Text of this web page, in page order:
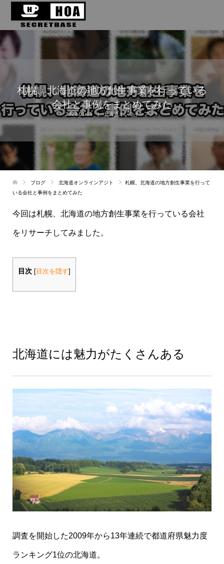
札幌、北海道の地方創生事業を行っている
会社と事例をまとめてみた
2022.01.15 北海道オンラインアジト
ブログ 北海道オンラインアジト
札幌、北海道の地方創生事業を行って
いる会社と事例をまとめてみた
今回は札幌、北海道の地方創生事業を行っている会社
をリサーチしてみました。
目次 目次を隠す
北海道には魅力がたくさんある
調査を開始した2009年から13年連続で都道府県魅力度
ランキング1位の北海道。